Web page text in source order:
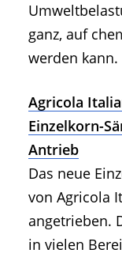
ganz, auf
werden kann.
Agricola
Einzelkorn-
Antrieb
Das neue
von Agricola
angetrieben.
in vielen